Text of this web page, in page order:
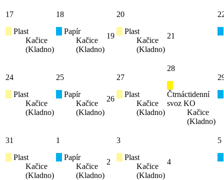
17
Plast
Kačice
(Kladno)
18
Papír
Kačice
(Kladno)
19
20
Plast
Kačice
(Kladno)
21
24
Plast
Kačice
(Kladno)
25
Papír
Kačice
(Kladno)
26
27
Plast
Kačice
(Kladno)
28
Čtrnáctidenní
svoz KO
Kačice
(Kladno)
31
Plast
Kačice
(Kladno)
1
Papír
Kačice
(Kladno)
2
3
Plast
Kačice
(Kladno)
4
5